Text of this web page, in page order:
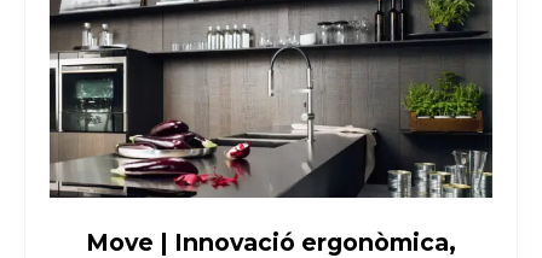
Move | Innovació ergonòmica,